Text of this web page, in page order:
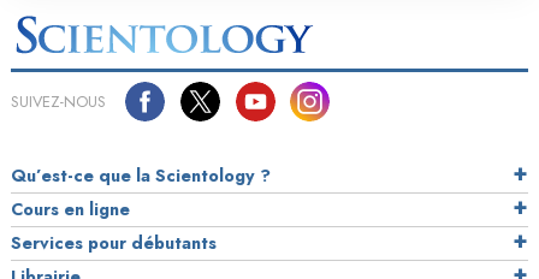
SUIVEZ-NOUS
Qu’est-ce que la Scientology ?
Cours en ligne
Services pour débutants